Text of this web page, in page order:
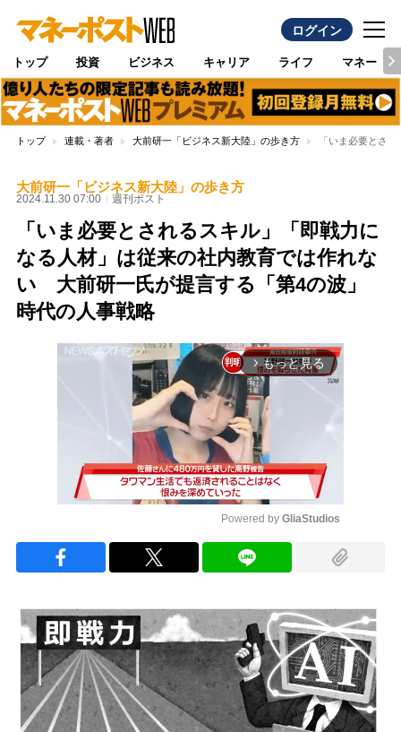
ログイン
トップ 投資 ビジネス キャリア ライフ マネー
トップ 連載・著者 大前研一「ビジネス新大陸」の歩き方 「いま必要とさ
大前研一「ビジネス新大陸」の歩き方
2024.11.30 07:00 週刊ポスト
「いま必要とされるスキル」「即戦力に
なる人材」は従来の社内教育では作れな
い 大前研一氏が提言する「第4の波」
時代の人事戦略
arrow_forward_ios もっと見る
Powered by GliaStudios